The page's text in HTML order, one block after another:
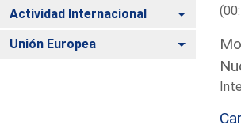
Actividad Internacional Alternar
Unión Europea Alternar